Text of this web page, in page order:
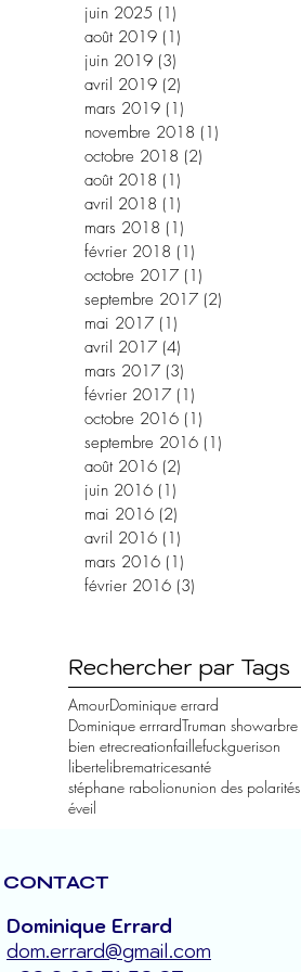
juin 2025 (1)
août 2019 (1)
juin 2019 (3)
avril 2019 (2)
mars 2019 (1)
novembre 2018 (1)
octobre 2018 (2)
août 2018 (1)
avril 2018 (1)
mars 2018 (1)
février 2018 (1)
octobre 2017 (1)
septembre 2017 (2)
mai 2017 (1)
avril 2017 (4)
mars 2017 (3)
février 2017 (1)
octobre 2016 (1)
septembre 2016 (1)
août 2016 (2)
juin 2016 (1)
mai 2016 (2)
avril 2016 (1)
mars 2016 (1)
février 2016 (3)
Rechercher par Tags
AmourDominique errard
Dominique errrardTruman showarbre
bien etrecreationfaillefuckguerison
libertelibrematricesanté
stéphane rabolionunion des polarités
éveil
CONTACT
Dominique Errard
dom.errard@gmail.com